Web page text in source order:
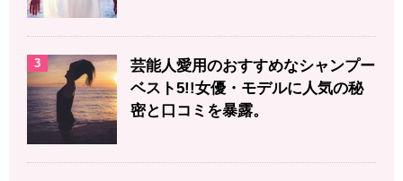
3
芸能人愛用のおすすめなシャンプー
ベスト5!!女優・モデルに人気の秘
密と口コミを暴露。